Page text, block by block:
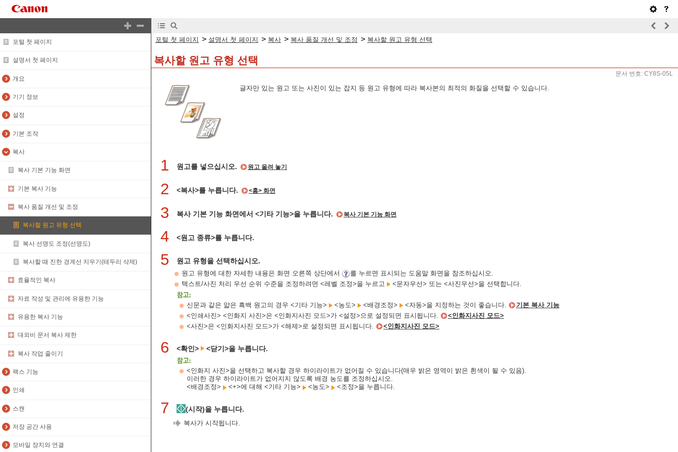
포털 첫 페이지
설명서 첫 페이지
개요
기기 정보
설정
기본 조작
복사
복사 기본 기능 화면
기본 복사 기능
복사 품질 개선 및 조정
복사할 원고 유형 선택
복사 선명도 조정(선명도)
복사할 때 진한 경계선 지우기(테두리 삭제)
효율적인 복사
자료 작성 및 관리에 유용한 기능
유용한 복사 기능
대외비 문서 복사 제한
복사 작업 줄이기
팩스 기능
인쇄
스캔
저장 공간 사용
모바일 장치와 연결
포털 첫 페이지 > 설명서 첫 페이지 > 복사 > 복사 품질 개선 및 조정 > 복사할 원고 유형 선택
복사할 원고 유형 선택
문서 번호: CY8S-05L
글자만 있는 원고 또는 사진이 있는 잡지 등 원고 유형에 따라 복사본의 최적의 화질을 선택할 수 있습니다.
1 원고를 넣으십시오. 원고 올려 놓기
2 <복사>를 누릅니다. <홈> 화면
3 복사 기본 기능 화면에서 <기타 기능>을 누릅니다. 복사 기본 기능 화면
4 <원고 종류>를 누릅니다.
5 원고 유형을 선택하십시오.
원고 유형에 대한 자세한 내용은 화면 오른쪽 상단에서
를 누르면 표시되는 도움말 화면을 참조하십시오.
텍스트/사진 처리 우선 순위 수준을 조정하려면 <레벨 조정>을 누르고
<문자우선> 또는 <사진우선>을 선택합니다.
신문과 같은 얇은 흑백 원고의 경우 <기타 기능> <농도> <배경조정> <자동>을 지정하는 것이 좋습니다.
기본 복사 기능
<인쇄사진> <인화지 사진>은 <인화지사진 모드>가 <설정>으로 설정되면 표시됩니다.
<인화지사진 모드>
<사진>은 <인화지사진 모드>가 <해제>로 설정되면 표시됩니다.
<인화지사진 모드>
6 <확인> <닫기>을 누릅니다.
<인화지 사진>을 선택하고 복사할 경우 하이라이트가 없어질 수 있습니다(매우 밝은 영역이 밝은 흰색이 될 수 있음).
이러한 경우 하이라이트가 없어지지 않도록 배경 농도를 조정하십시오.
<배경조정>
<+>에 대해 <기타 기능> <농도> <조정>을 누릅니다.
7 (시작)을 누릅니다.
복사가 시작됩니다.